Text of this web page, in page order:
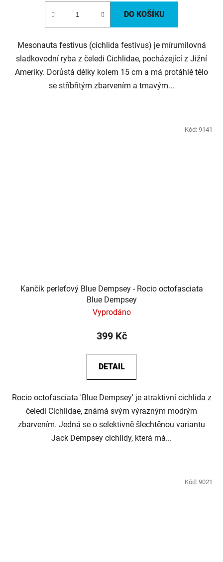
DO KOŠÍKU
Mesonauta festivus (cichlida festivus) je mírumilovná
sladkovodní ryba z čeledi Cichlidae, pocházející z Jižní
Ameriky. Dorůstá délky kolem 15 cm a má protáhlé tělo
se stříbřitým zbarvením a tmavým...
Kančík perleťový Blue Dempsey - Rocio octofasciata
Blue Dempsey
Vyprodáno
399 Kč
DETAIL
Rocio octofasciata 'Blue Dempsey' je atraktivní cichlida z
čeledi Cichlidae, známá svým výrazným modrým
zbarvením. Jedná se o selektivně šlechtěnou variantu
Jack Dempsey cichlidy, která má...
Kód: 9141
Kód: 9021